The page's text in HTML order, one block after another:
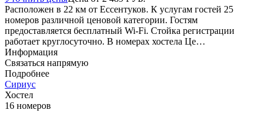
Расположен в 22 км от Ессентуков. К услугам гостей 25
номеров различной ценовой категории. Гостям
предоставляется бесплатный Wi-Fi. Стойка регистрации
работает круглосуточно. В номерах хостела Це…
Информация
Связаться напрямую
Подробнее
Сириус
Хостел
16 номеров